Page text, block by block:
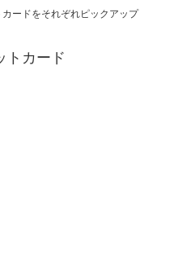
ードをそれぞれピックアップ
トカード